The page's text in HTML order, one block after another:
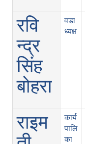
रवि
न्द्र
सिंह
बोहरा
वडा
ध्यक्ष
राइम
कार्य
पालि
का